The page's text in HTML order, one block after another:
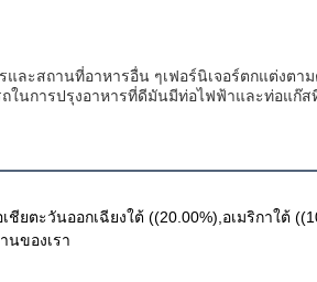
และสถานที่อาหารอื่น ๆเฟอร์นิเจอร์ตกแต่ง
ในการปรุงอาหารที่ดีมันมีท่อไฟฟ้าและท่อแ
ยตะวันออกเฉียงใต้ ((20.00%),อเมริกาใต้
นของเรา